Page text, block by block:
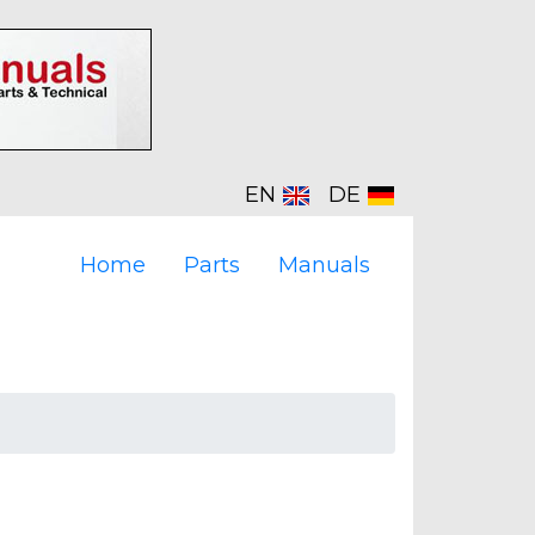
EN DE
Home Parts Manuals